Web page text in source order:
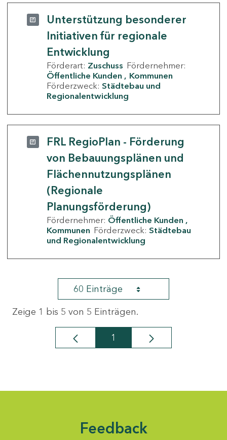
Unterstützung besonderer
Initiativen für regionale
Entwicklung
Förderart: Zuschuss Fördernehmer:
Öffentliche Kunden
Kommunen
Förderzweck: Städtebau und
Regionalentwicklung
FRL RegioPlan - Förderung
von Bebauungsplänen und
Flächennutzungsplänen
(Regionale
Planungsförderung)
Fördernehmer: Öffentliche Kunden
Kommunen Förderzweck: Städtebau
und Regionalentwicklung
60 Einträge
Zeige 1 bis 5 von 5 Einträgen.
Seite
1
Feedback